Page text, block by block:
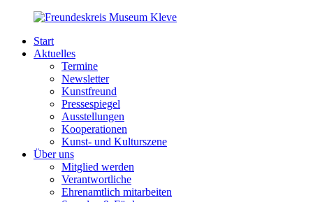
Start
Aktuelles
Termine
Newsletter
Kunstfreund
Pressespiegel
Ausstellungen
Kooperationen
Kunst- und Kulturszene
Über uns
Mitglied werden
Verantwortliche
Ehrenamtlich mitarbeiten